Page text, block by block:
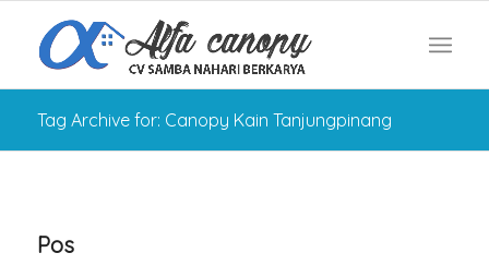
Tag Archive for: Canopy Kain Tanjungpinang
Pos